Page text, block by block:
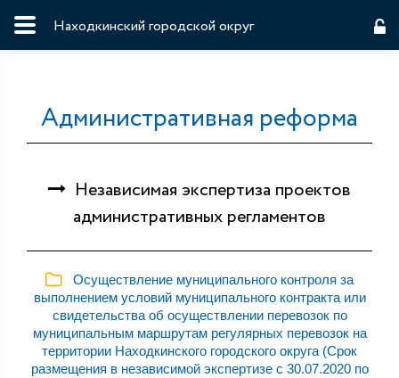
Находкинский городской округ
Административная реформа
Независимая экспертиза проектов
административных регламентов
Осуществление муниципального контроля за
выполнением условий муниципального контракта или
свидетельства об осуществлении перевозок по
муниципальным маршрутам регулярных перевозок на
территории Находкинского городского округа (Срок
размещения в независимой экспертизе с 30.07.2020 по